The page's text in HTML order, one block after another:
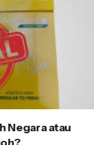
Negara atau